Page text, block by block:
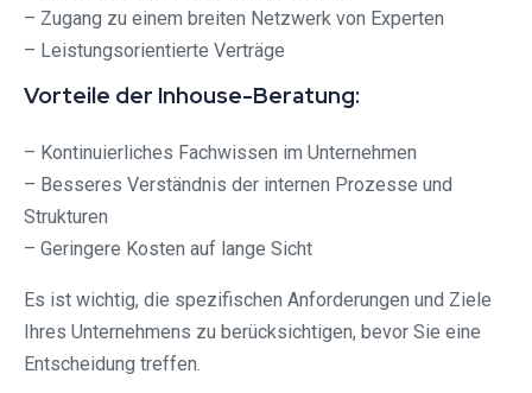
– Zugang zu einem breiten Netzwerk von Experten
– Leistungsorientierte Verträge
Vorteile der Inhouse-Beratung:
– Kontinuierliches Fachwissen im Unternehmen
– Besseres Verständnis der internen Prozesse und
Strukturen
– Geringere Kosten auf lange Sicht
Es ist wichtig, die spezifischen Anforderungen und Ziele
Ihres Unternehmens zu berücksichtigen, bevor Sie eine
Entscheidung treffen.